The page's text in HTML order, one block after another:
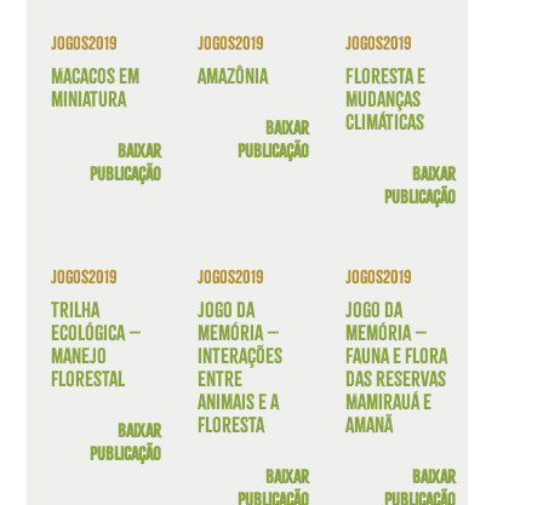
Jogos2019
Macacos em
miniatura
Baixar
publicação
Jogos2019
Amazônia
Baixar
publicação
Jogos2019
Floresta e
Mudanças
Climáticas
Baixar
publicação
Jogos2019
Trilha
Ecológica –
manejo
florestal
Baixar
publicação
Jogos2019
Jogo da
memória –
Interações
entre
animais e a
floresta
Baixar
publicação
Jogos2019
Jogo da
memória –
Fauna e flora
das Reservas
Mamirauá e
Amanã
Baixar
publicação